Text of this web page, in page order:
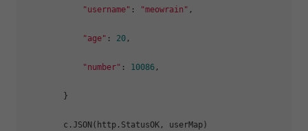
"username" : "meowrain" ,
"age" : 20 ,
"number" : 10086 ,
        }
        c.JSON(http.StatusOK, userMap)